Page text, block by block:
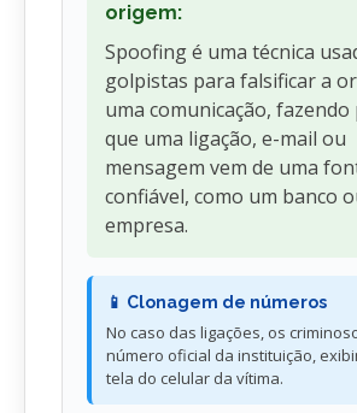
origem:
Spoofing é uma técnica
golpistas para falsificar a
uma comunicação,
que uma ligação, e-mail ou
mensagem vem de uma
confiável, como um banco
empresa.
📱 Clonagem de números
No caso das ligações, os
número oficial da instituição,
tela do celular da vítima.